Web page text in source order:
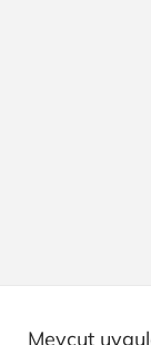
Mevcut